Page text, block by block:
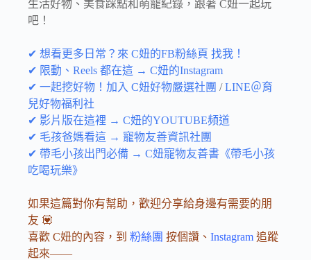
生活好物、美食踩點和萌寵紀錄，跟著 C妞一起玩
吧！
✔ 想看更多日常？來 C妞的FB粉絲頁 找我！
✔ 限動、Reels 都在這 → C妞的Instagram
✔ 一起挖好物！加入 C妞好物嚴選社團 /LINE＠育
兒好物福利社
✔ 影片版在這裡 → C妞的YOUTUBE頻道
✔ 毛孩爸媽看這 → 寵物友善資訊社團
✔ 帶毛小孩出門必備 → C妞寵物友善書《帶毛小孩
吃喝玩樂》
如果這篇對你有幫助，歡迎分享給身邊有需要的朋
友 💟
喜歡 C妞的內容，到 粉絲團 按個讚、 Instagram 追蹤
起來——